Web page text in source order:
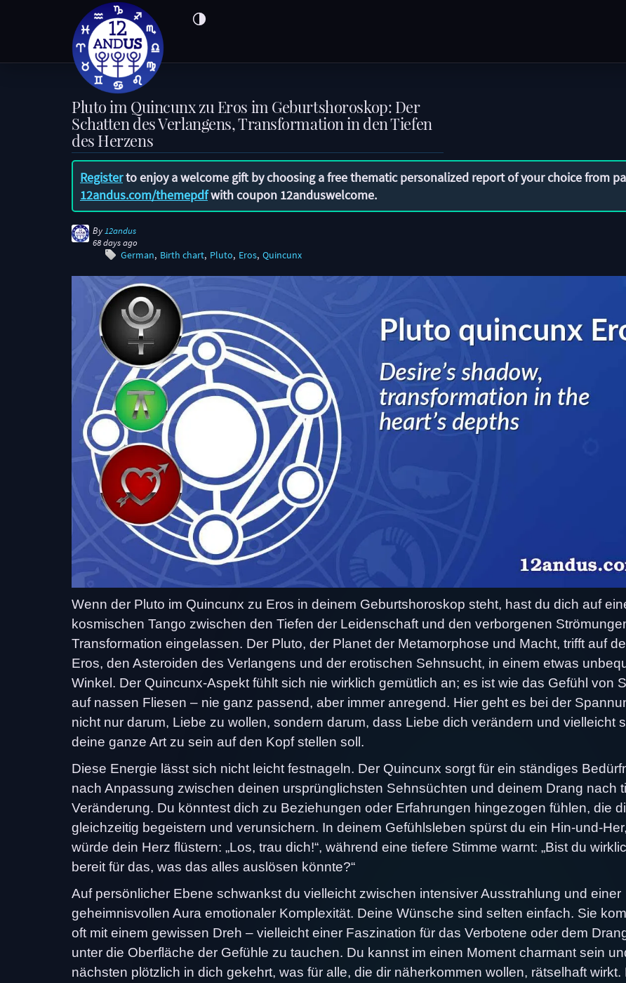
Pluto im Quincunx zu Eros im Geburtshoroskop: Der
Schatten des Verlangens, Transformation in den Tiefen
des Herzens
Registerto enjoy a welcome gift by choosing a free thematic personalized report of your choice from
12andus.com/themepdfwith coupon 12anduswelcome.
By 12andus
68 days ago
German Birth chart Pluto Eros Quincunx
Wenn der Pluto im Quincunx zu Eros in deinem Geburtshoroskop steht, hast du dich auf
kosmischen Tango zwischen den Tiefen der Leidenschaft und den verborgenen
Transformation eingelassen. Der Pluto, der Planet der Metamorphose und Macht, trifft auf
Eros, den Asteroiden des Verlangens und der erotischen Sehnsucht, in einem etwas
Winkel. Der Quincunx-Aspekt fühlt sich nie wirklich gemütlich an; es ist wie das Gefühl von
auf nassen Fliesen – nie ganz passend, aber immer anregend. Hier geht es bei der
nicht nur darum, Liebe zu wollen, sondern darum, dass Liebe dich verändern und vielleicht
deine ganze Art zu sein auf den Kopf stellen soll.
Diese Energie lässt sich nicht leicht festnageln. Der Quincunx sorgt für ein ständiges
nach Anpassung zwischen deinen ursprünglichsten Sehnsüchten und deinem Drang nach
Veränderung. Du könntest dich zu Beziehungen oder Erfahrungen hingezogen fühlen, die
gleichzeitig begeistern und verunsichern. In deinem Gefühlsleben spürst du ein Hin-und-
würde dein Herz flüstern: „Los, trau dich!“, während eine tiefere Stimme warnt: „Bist du
bereit für das, was das alles auslösen könnte?“
Auf persönlicher Ebene schwankst du vielleicht zwischen intensiver Ausstrahlung und einer
geheimnisvollen Aura emotionaler Komplexität. Deine Wünsche sind selten einfach. Sie
oft mit einem gewissen Dreh – vielleicht einer Faszination für das Verbotene oder dem
unter die Oberfläche der Gefühle zu tauchen. Du kannst im einen Moment charmant sein
nächsten plötzlich in dich gekehrt, was für alle, die dir näherkommen wollen, rätselhaft wirkt.